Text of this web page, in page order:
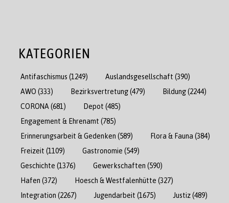
KATEGORIEN
Antifaschismus (1249) Auslandsgesellschaft (390)
AWO (333) Bezirksvertretung(479) Bildung(2244)
CORONA (681) Depot (485)
Engagement & Ehrenamt (785)
Erinnerungsarbeit & Gedenken (589) Flora & Fauna (384)
Freizeit (1109) Gastronomie (549)
Geschichte (1376) Gewerkschaften (590)
Hafen (372) Hoesch & Westfalenhütte (327)
Integration (2267) Jugendarbeit (1675) Justiz(489)